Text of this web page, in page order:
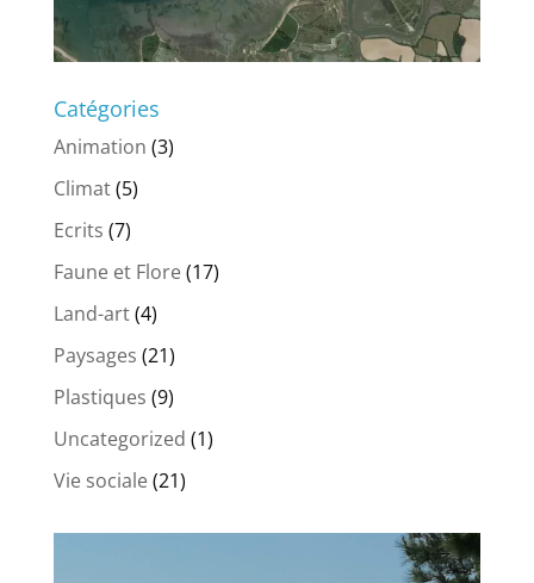
Catégories
Animation (3)
Climat(5)
Ecrits (7)
Faune et Flore(17)
Land-art(4)
Paysages (21)
Plastiques (9)
Uncategorized (1)
Vie sociale(21)